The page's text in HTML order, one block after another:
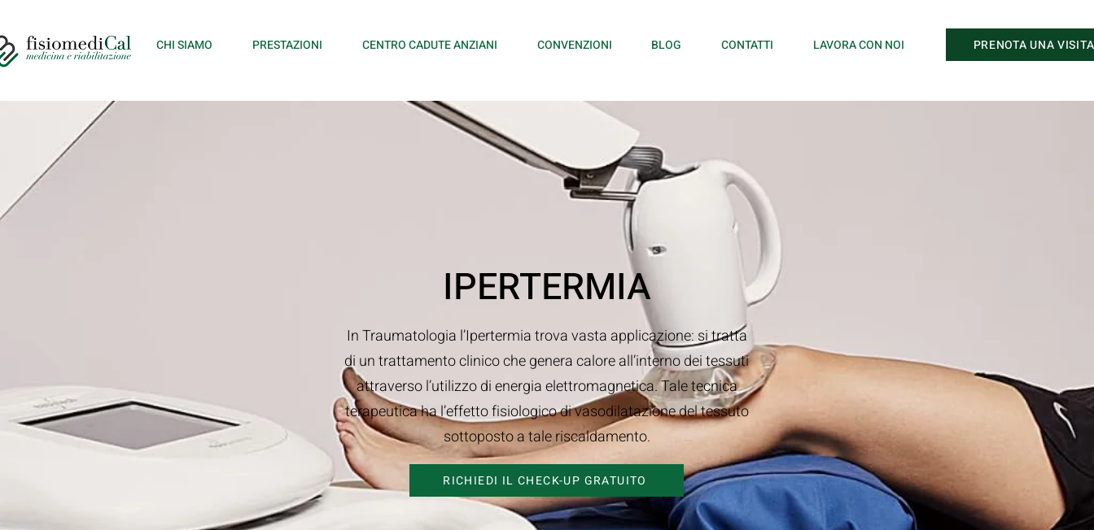
CHI SIAMO PRESTAZIONI CENTRO CADUTE ANZIANI CONVENZIONI BLOG CONTATTI LAVORA CON NOI PRENOTA UNA VISITA
IPERTERMIA
In Traumatologia l’Ipertermia trova vasta applicazione: si tratta
di un trattamento clinico che genera calore all’interno dei tessuti
attraverso l’utilizzo di energia elettromagnetica. Tale tecnica
terapeutica ha l’effetto fisiologico di vasodilatazione del tessuto
sottoposto a tale riscaldamento.
RICHIEDI IL CHECK-UP GRATUITO